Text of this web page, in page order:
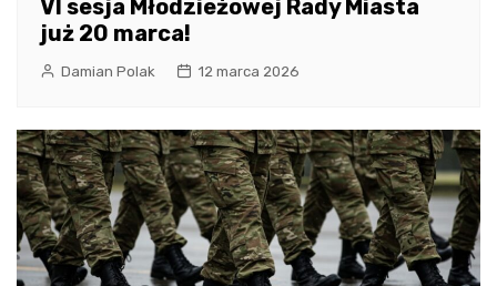
VI sesja Młodzieżowej Rady Miasta
już 20 marca!
Damian Polak 12 marca 2026